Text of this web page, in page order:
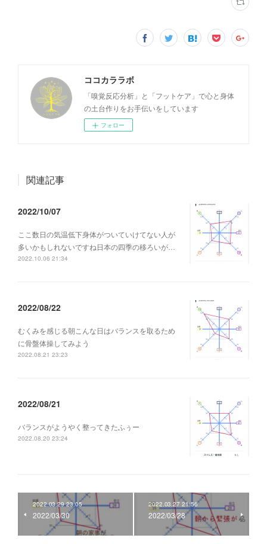
ココカララボ
「嗅覚反応分析」と「フットケア」で心と身体
の土台作りをお手伝いをしています
フォロー
関連記事
2022/10/07
ここ数日の気温低下身体がついていけてない人が
多いかもしれないですね日本の四季の移ろいが…
2022.10.06 21:34
2022/08/22
むくみを感じる朝こんな日はバランスを取るため
に骨盤体操してみよう
2022.08.21 23:23
2022/08/21
バランスがようやく整ってきたふぅー
2022.08.20 23:24
2022.03.29 23:05
2022/03/30
2022.03.27 21:56
2022/03/28